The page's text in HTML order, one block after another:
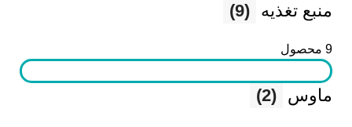
منبع تغذیه (9)
9 محصول
ماوس (2)